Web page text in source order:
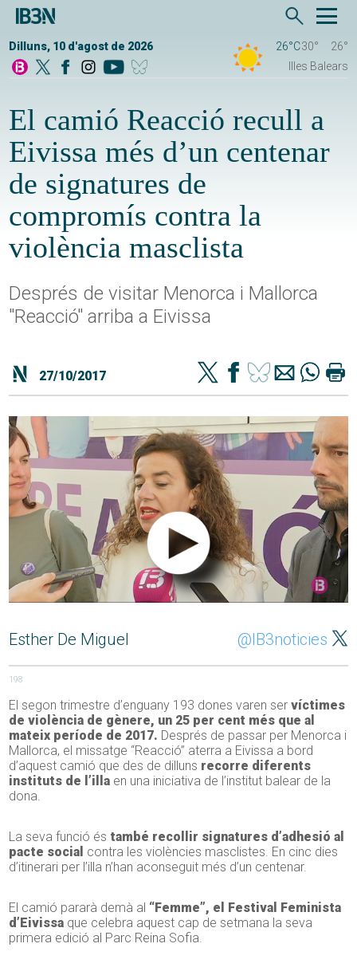
Dilluns, 10 d'agost de 2026 26°C30°
26°
Illes Balears
El camió Reacció recull a
Eivissa més d’un centenar
de signatures de
compromís contra la
violència masclista
Després de visitar Menorca i Mallorca
"Reacció" arriba a Eivissa
27/10/2017
Esther De Miguel @IB3noticies
198
El segon trimestre d’enguany 193 dones varen servíctimes
de violència de gènere, un 25 per cent més que al
mateix període de 2017. Després de passar per Menorca i
Mallorca, el missatge “Reacció” aterra a Eivissa a bord
d’aquest camió que des de dilluns recorre diferents
instituts de l’illa en una iniciativa de l’institut balear de la
dona.
La seva funció és també recollir signatures d’adhesió al
pacte social contra les violències masclistes. En cinc dies
d’itinerari per l’illa n’han aconseguit més d’un centenar.
El camió pararà demà al “Femme”, el Festival Feminista
d’Eivissa que celebra aquest cap de setmana la seva
primera edició al Parc Reina Sofia.